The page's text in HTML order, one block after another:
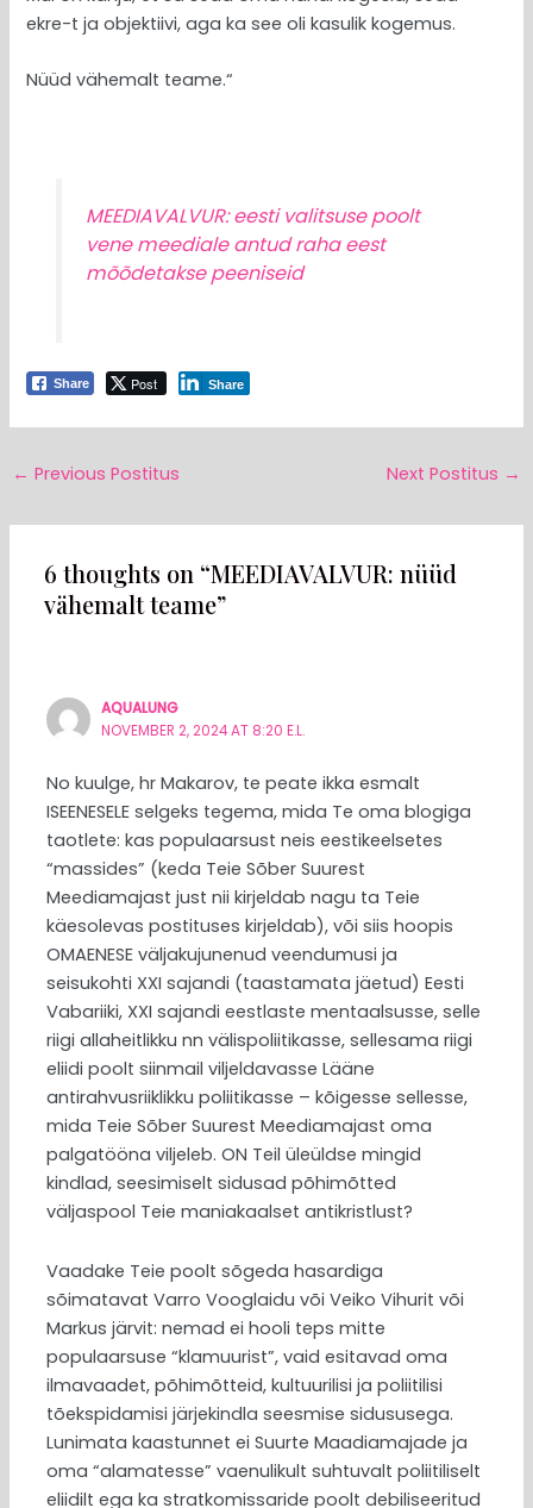
ekre-t ja objektiivi, aga ka see oli kasulik kogemus.
Nüüd vähemalt teame.“
MEEDIAVALVUR: eesti valitsuse poolt
vene meediale antud raha eest
mõõdetakse peeniseid
Share Post Share
← Previous Postitus Next Postitus →
6 thoughts on “MEEDIAVALVUR: nüüd
vähemalt teame”
AQUALUNG
NOVEMBER 2, 2024 AT 8:20 E.L.
No kuulge, hr Makarov, te peate ikka esmalt
ISEENESELE selgeks tegema, mida Te oma blogiga
taotlete: kas populaarsust neis eestikeelsetes
“massides” (keda Teie Sõber Suurest
Meediamajast just nii kirjeldab nagu ta Teie
käesolevas postituses kirjeldab), või siis hoopis
OMAENESE väljakujunenud veendumusi ja
seisukohti XXI sajandi (taastamata jäetud) Eesti
Vabariiki, XXI sajandi eestlaste mentaalsusse, selle
riigi allaheitlikku nn välispoliitikasse, sellesama riigi
eliidi poolt siinmail viljeldavasse Lääne
antirahvusriiklikku poliitikasse – kõigesse sellesse,
mida Teie Sõber Suurest Meediamajast oma
palgatööna viljeleb. ON Teil üleüldse mingid
kindlad, seesimiselt sidusad põhimõtted
väljaspool Teie maniakaalset antikristlust?
Vaadake Teie poolt sõgeda hasardiga
sõimatavat Varro Vooglaidu või Veiko Vihurit või
Markus järvit: nemad ei hooli teps mitte
populaarsuse “klamuurist”, vaid esitavad oma
ilmavaadet, põhimõtteid, kultuurilisi ja poliitilisi
tõekspidamisi järjekindla seesmise sidususega.
Lunimata kaastunnet ei Suurte Maadiamajade ja
oma “alamatesse” vaenulikult suhtuvalt poliitiliselt
eliidilt ega ka stratkomissaride poolt debiliseeritud